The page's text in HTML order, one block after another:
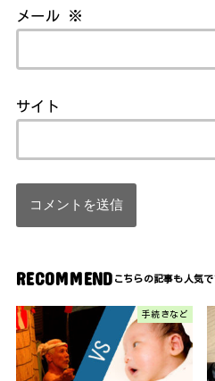
メール ※
サイト
RECOMMEND
手続きなど